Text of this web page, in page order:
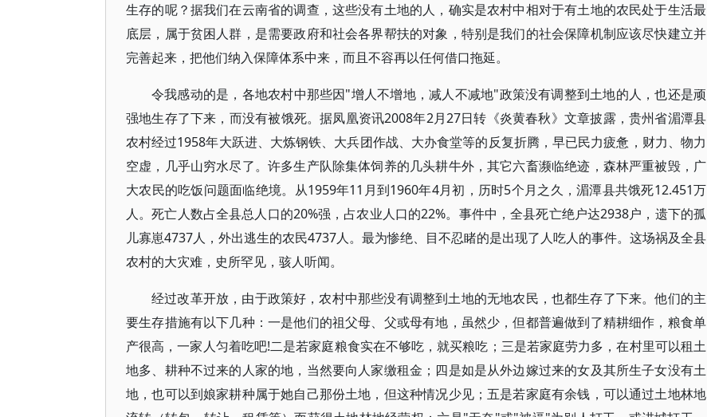
生存的呢？据我们在云南省的调查，这些没有土地的人，确实是农村中相对于有土地的农民处于生活最
底层，属于贫困人群，是需要政府和社会各界帮扶的对象，特别是我们的社会保障机制应该尽快建立并
完善起来，把他们纳入保障体系中来，而且不容再以任何借口拖延。
令我感动的是，各地农村中那些因"增人不增地，减人不减地"政策没有调整到土地的人，也还是顽
强地生存了下来，而没有被饿死。据凤凰资讯2008年2月27日转《炎黄春秋》文章披露，贵州省湄潭县
农村经过1958年大跃进、大炼钢铁、大兵团作战、大办食堂等的反复折腾，早已民力疲惫，财力、物力
空虚，几乎山穷水尽了。许多生产队除集体饲养的几头耕牛外，其它六畜濒临绝迹，森林严重被毁，广
大农民的吃饭问题面临绝境。从1959年11月到1960年4月初，历时5个月之久，湄潭县共饿死12.451万
人。死亡人数占全县总人口的20%强，占农业人口的22%。事件中，全县死亡绝户达2938户，遗下的孤
儿寡崽4737人，外出逃生的农民4737人。最为惨绝、目不忍睹的是出现了人吃人的事件。这场祸及全县
农村的大灾难，史所罕见，骇人听闻。
经过改革开放，由于政策好，农村中那些没有调整到土地的无地农民，也都生存了下来。他们的主
要生存措施有以下几种：一是他们的祖父母、父或母有地，虽然少，但都普遍做到了精耕细作，粮食单
产很高，一家人匀着吃吧!二是若家庭粮食实在不够吃，就买粮吃；三是若家庭劳力多，在村里可以租土
地多、耕种不过来的人家的地，当然要向人家缴租金；四是如是从外边嫁过来的女及其所生子女没有土
地，也可以到娘家耕种属于她自己那份土地，但这种情况少见；五是若家庭有余钱，可以通过土地林地